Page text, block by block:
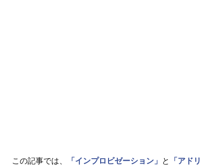
この記事では、 「インプロビゼーション」 と
「アドリ